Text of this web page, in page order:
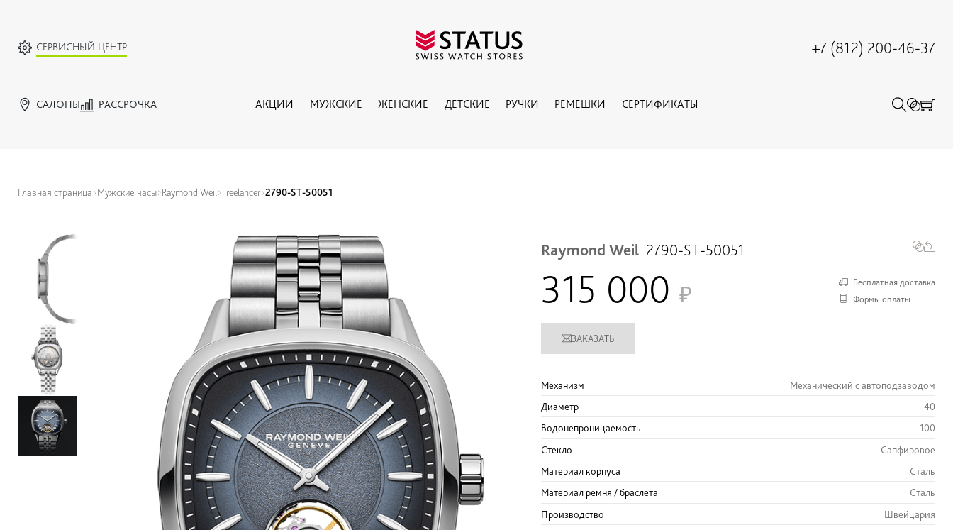
СЕРВИСНЫЙ ЦЕНТР +7 (812) 200-46-37
САЛОНЫ РАССРОЧКА АКЦИИ МУЖСКИЕ ЖЕНСКИЕ ДЕТСКИЕ РУЧКИ РЕМЕШКИ СЕРТИФИКАТЫ
Главная страница Мужские часы Raymond Weil Freelancer 2790-ST-50051
Raymond Weil 2790-ST-50051
315 000
Бесплатная доставка
Формы оплаты
ЗАКАЗАТЬ
Механизм
Механический с автоподзаводом
Диаметр
40
Водонепроницаемость
100
Стекло
Сапфировое
Материал корпуса
Сталь
Материал ремня / браслета
Сталь
Производство
Швейцария